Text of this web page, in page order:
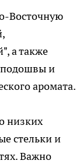
Восточную
а также
подошвы и
аромата.
низких
стельки и
Важно